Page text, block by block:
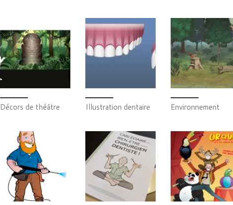
Décors de théâtre Illustration dentaire Environnement